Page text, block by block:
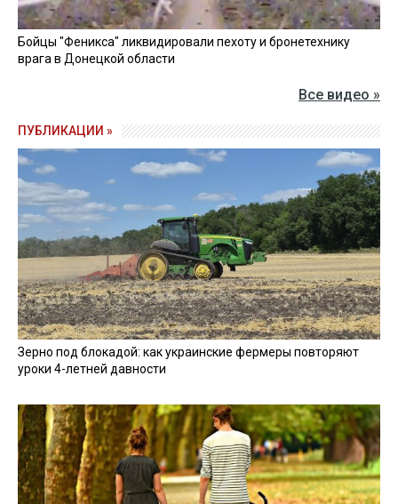
Бойцы "Феникса" ликвидировали пехоту и бронетехнику
врага в Донецкой области
Все видео »
ПУБЛИКАЦИИ »
Зерно под блокадой: как украинские фермеры повторяют
уроки 4-летней давности